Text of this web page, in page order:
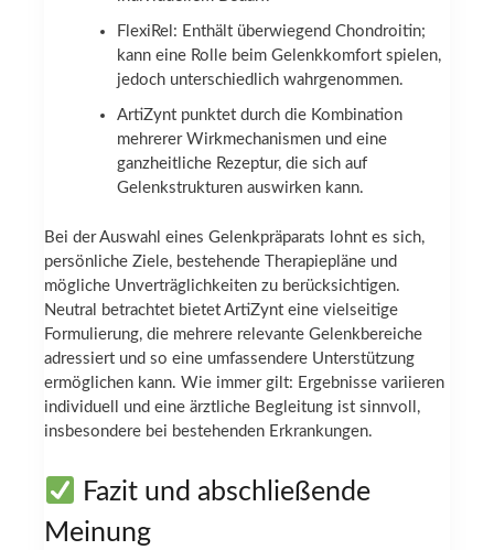
FlexiRel: Enthält überwiegend Chondroitin;
kann eine Rolle beim Gelenkkomfort spielen,
jedoch unterschiedlich wahrgenommen.
ArtiZynt punktet durch die Kombination
mehrerer Wirkmechanismen und eine
ganzheitliche Rezeptur, die sich auf
Gelenkstrukturen auswirken kann.
Bei der Auswahl eines Gelenkpräparats lohnt es sich,
persönliche Ziele, bestehende Therapiepläne und
mögliche Unverträglichkeiten zu berücksichtigen.
Neutral betrachtet bietet ArtiZynt eine vielseitige
Formulierung, die mehrere relevante Gelenkbereiche
adressiert und so eine umfassendere Unterstützung
ermöglichen kann. Wie immer gilt: Ergebnisse variieren
individuell und eine ärztliche Begleitung ist sinnvoll,
insbesondere bei bestehenden Erkrankungen.
Fazit und abschließende
Meinung